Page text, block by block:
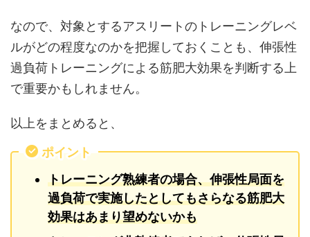
なので、対象とするアスリートのトレーニングレベ
ルがどの程度なのかを把握しておくことも、伸張性
過負荷トレーニングによる筋肥大効果を判断する上
で重要かもしれません。
以上をまとめると、
ポイント
トレーニング熟練者の場合、伸張性局面を
過負荷で実施したとしてもさらなる筋肥大
効果はあまり望めないかも